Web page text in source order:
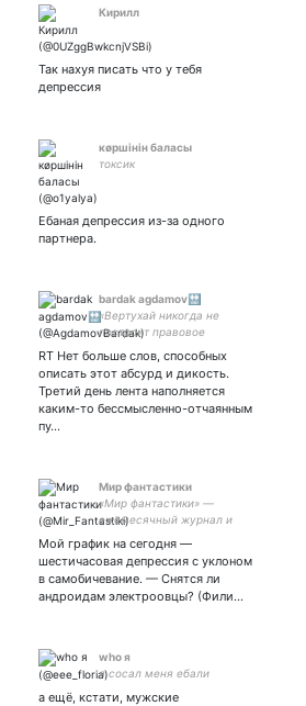
Кирилл
Так нахуя писать что у тебя
депрессия
кøршiнiн баласы
токсик
Ебаная депрессия из-за одного
партнера.
bardak agdamov🔛
«Вертухай никогда не
построит правовое
сможет построить только
зону». Валерия
Новодворская
RT Нет больше слов, способных
описать этот абсурд и дикость.
Третий день лента наполняется
каким-то бессмысленно-отчаянным
пу…
Мир фантастики
«Мир фантастики» —
ежемесячный журнал и
фантастике во всех
проявлениях.
Мой график на сегодня —
шестичасовая депрессия с уклоном
в самобичевание. — Снятся ли
андроидам электроовцы? (Фили…
who я
я сосал меня ебали
а ещё, кстати, мужские